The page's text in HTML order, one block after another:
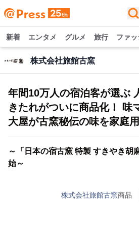
新着 エンタメ グルメ 旅行 ファ
株式会社旅館古窯
年間10万人の宿泊客が選ぶ
きたれがついに商品化！ 味
大屋が古窯秘伝の味を家庭
～「日本の宿古窯 特製 すきやき胡
始～
株式会社旅館古窯商品